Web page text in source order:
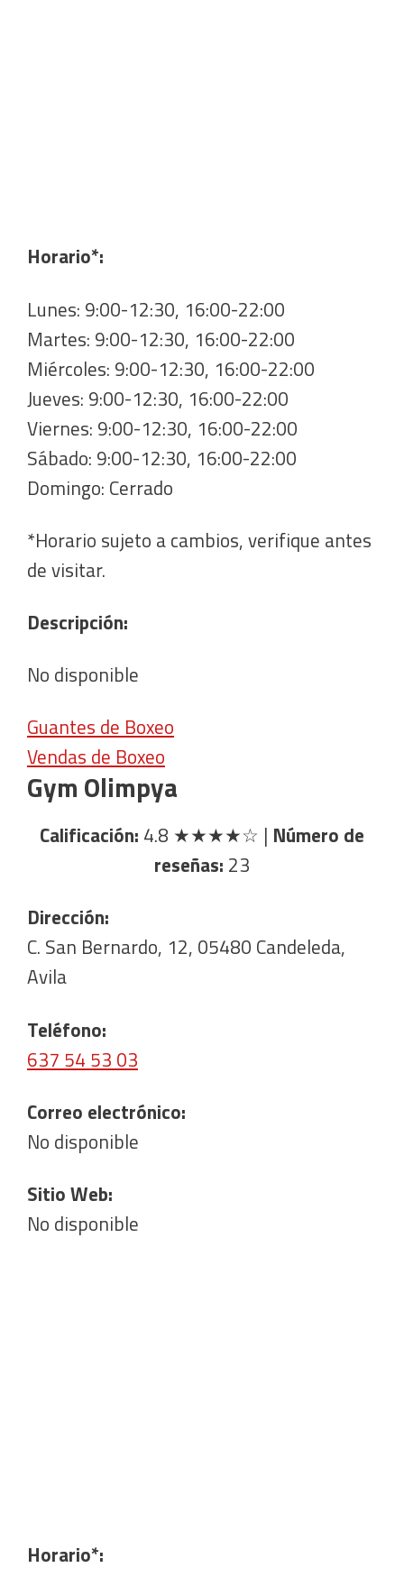
Horario*:
Lunes: 9:00-12:30, 16:00-22:00
Martes: 9:00-12:30, 16:00-22:00
Miércoles: 9:00-12:30, 16:00-22:00
Jueves: 9:00-12:30, 16:00-22:00
Viernes: 9:00-12:30, 16:00-22:00
Sábado: 9:00-12:30, 16:00-22:00
Domingo: Cerrado
*Horario sujeto a cambios, verifique antes
de visitar.
Descripción:
No disponible
Guantes de Boxeo
Vendas de Boxeo
Gym Olimpya
Calificación: 4.8 ★★★★☆ | Número de
reseñas: 23
Dirección:
C. San Bernardo, 12, 05480 Candeleda,
Avila
Teléfono:
637 54 53 03
Correo electrónico:
No disponible
Sitio Web:
No disponible
Horario*: